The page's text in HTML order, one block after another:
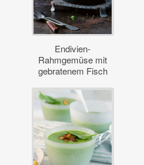
Endivien-
Rahmgemüse mit
gebratenem Fisch